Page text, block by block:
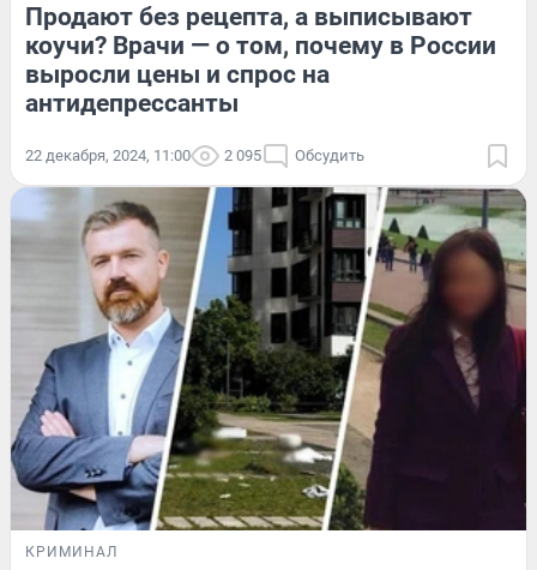
Продают без рецепта, а выписывают
коучи? Врачи — о том, почему в России
выросли цены и спрос на
антидепрессанты
22 декабря, 2024, 11:00 2 095 Обсудить
КРИМИНАЛ